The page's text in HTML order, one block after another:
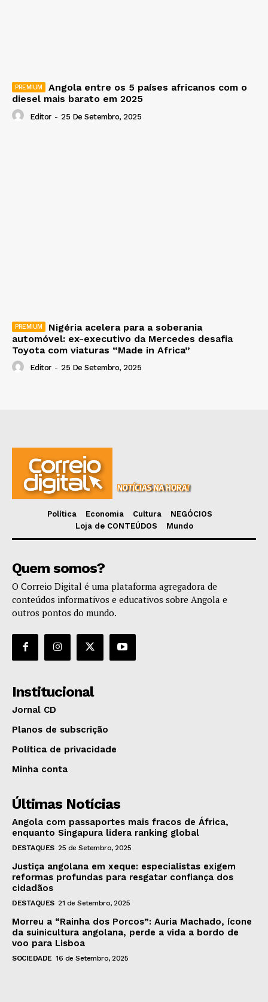
Angola entre os 5 países africanos com o
diesel mais barato em 2025
Editor - 25 De Setembro, 2025
Nigéria acelera para a soberania
automóvel: ex-executivo da Mercedes desafia
Toyota com viaturas “Made in Africa”
Editor - 25 De Setembro, 2025
Política Economia Cultura
NEGÓCIOS
Loja de CONTEÚDOS
Mundo
Quem somos?
O Correio Digital é uma plataforma agregadora de
conteúdos informativos e educativos sobre Angola e
outros pontos do mundo.
Institucional
Jornal CD
Planos de subscrição
Política de privacidade
Minha conta
Últimas Notícias
Angola com passaportes mais fracos de África,
enquanto Singapura lidera ranking global
DESTAQUES 25 de Setembro, 2025
Justiça angolana em xeque: especialistas exigem
reformas profundas para resgatar confiança dos
cidadãos
DESTAQUES 21 de Setembro, 2025
Morreu a “Rainha dos Porcos”: Auria Machado, ícone
da suinicultura angolana, perde a vida a bordo de
voo para Lisboa
SOCIEDADE 16 de Setembro, 2025